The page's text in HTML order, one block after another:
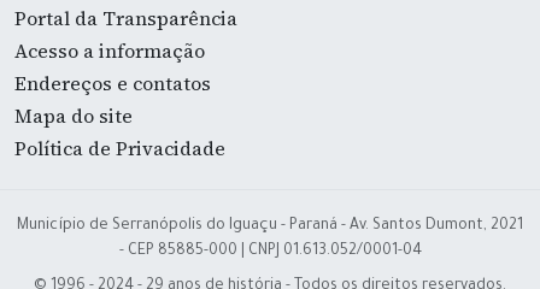
Portal da Transparência
Acesso a informação
Endereços e contatos
Mapa do site
Política de Privacidade
Município de Serranópolis do Iguaçu - Paraná - Av. Santos Dumont, 2021
- CEP 85885-000 | CNPJ 01.613.052/0001-04